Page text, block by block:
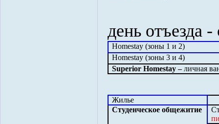
день отъезда -
Homestay (зоны 1 и 2)
Homestay (зоны 3 и 4)
Superior Homestay –личная
Жилье
Студенческое общежитие